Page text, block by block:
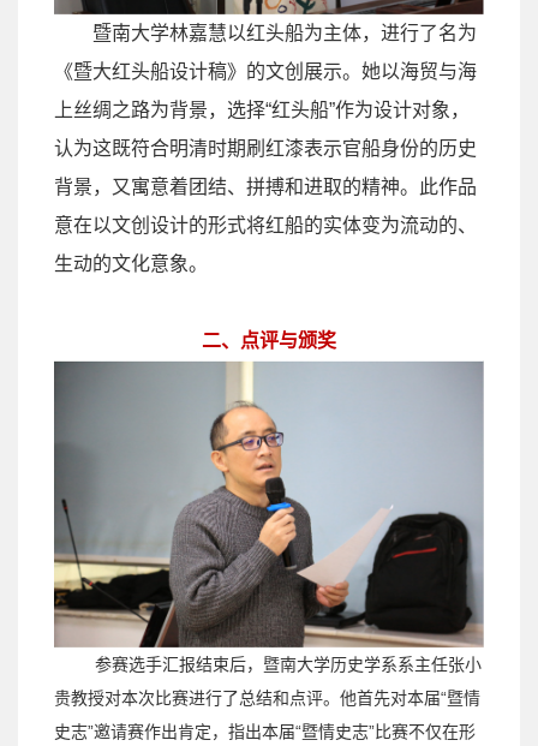
暨南大学林嘉慧以红头船为主体，进行了名为
《暨大红头船设计稿》的文创展示。她以海贸与海
上丝绸之路为背景，选择“红头船”作为设计对象，
认为这既符合明清时期刷红漆表示官船身份的历史
背景，又寓意着团结、拼搏和进取的精神。此作品
意在以文创设计的形式将红船的实体变为流动的、
生动的文化意象。
二、 点评与颁奖
参赛选手汇报结束后，暨南大学历史学系系主任张小
贵教授对本次比赛进行了总结和点评。他首先对本届“暨情
史志”邀请赛作出肯定，指出本届“暨情史志”比赛不仅在形